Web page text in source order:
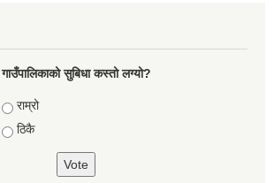
गाउँपालिकाको सुबिधा कस्तो लग्यो?
Choices
राम्रो
ठिकै